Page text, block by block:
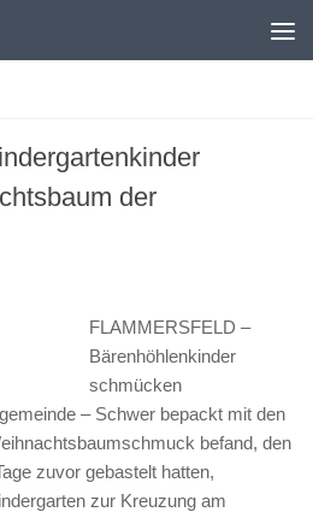
der
FLAMMERSFELD –
Bärenhöhlenkinder
schmücken
– Schwer bepackt mit den
befand, den
zuvor gebastelt hatten,
zur Kreuzung am